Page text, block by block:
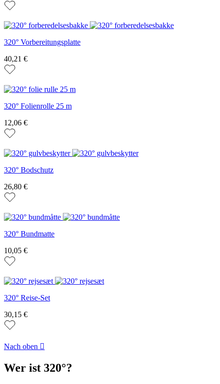
320° Vorbereitungsplatte
40,21 €
320° Folienrolle 25 m
12,06 €
320° Bodschutz
26,80 €
320° Bundmatte
10,05 €
320° Reise-Set
30,15 €
Nach oben 
Wer ist 320°?